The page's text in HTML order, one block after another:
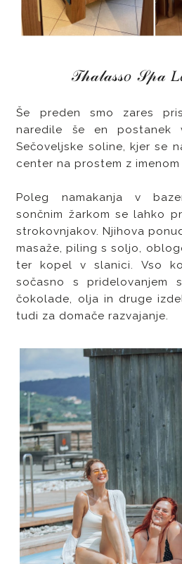
𝒯𝒽𝒶𝓁𝒶𝓈𝓈𝑜 𝒮𝓅𝒶
Še preden smo zares
naredile še en postanek
Sečoveljske soline, kjer se
center na prostem z imenom
Poleg namakanja v
sončnim žarkom se lahko
strokovnjakov. Njihova
masaže, piling s soljo,
ter kopel v slanici. Vso
sočasno s pridelovanjem
čokolade, olja in druge
tudi za domače razvajanje.